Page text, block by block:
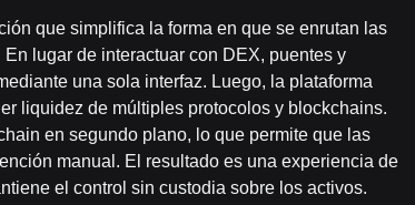
que simplifica la forma en que se enrutan las
lugar de interactuar con DEX, puentes y
una sola interfaz. Luego, la plataforma
liquidez de múltiples protocolos y blockchains.
en segundo plano, lo que permite que las
manual. El resultado es una experiencia de
el control sin custodia sobre los activos.